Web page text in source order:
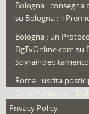
Video (archivio) (263)
Bologna : consegna
su Bologna : il
Bologna : un
DgTvOnline.com su
Sovraindebitamento
Roma : uscita
nuovo film
Privacy Policy